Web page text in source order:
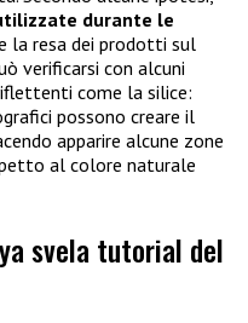
durante le
la resa dei prodotti sul
verificarsi con alcuni
come la silice:
possono creare il
apparire alcune zone
al colore naturale
svela tutorial del